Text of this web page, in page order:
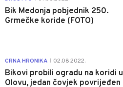
Bik Medonja pobjednik 250.
Grmečke koride (FOTO)
CRNA HRONIKA 02.08.2022.
Bikovi probili ogradu na koridi u
Olovu, jedan čovjek povrijeđen